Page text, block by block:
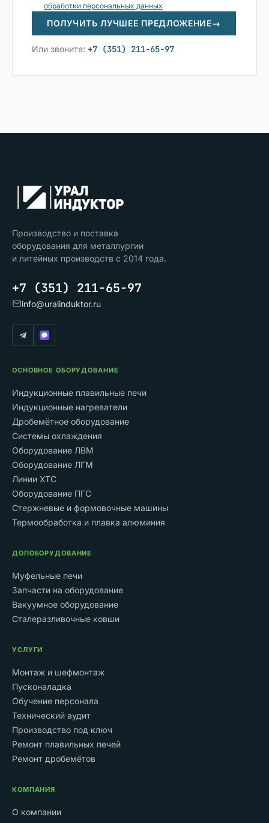
обработки персональных данных
ПОЛУЧИТЬ ЛУЧШЕЕ ПРЕДЛОЖЕНИЕ→
Или звоните: +7 (351) 211-65-97
Производство и поставка
оборудования для металлургии
и литейных производств с 2014 года.
+7 (351) 211-65-97
info@uralinduktor.ru
ОСНОВНОЕ ОБОРУДОВАНИЕ
Индукционные плавильные печи
Индукционные нагреватели
Дробемётное оборудование
Системы охлаждения
Оборудование ЛВМ
Оборудование ЛГМ
Линии ХТС
Оборудование ПГС
Стержневые и формовочные машины
Термообработка и плавка алюминия
ДОПОБОРУДОВАНИЕ
Муфельные печи
Запчасти на оборудование
Вакуумное оборудование
Сталеразливочные ковши
УСЛУГИ
Монтаж и шефмонтаж
Пусконаладка
Обучение персонала
Технический аудит
Производство под ключ
Ремонт плавильных печей
Ремонт дробемётов
КОМПАНИЯ
О компании